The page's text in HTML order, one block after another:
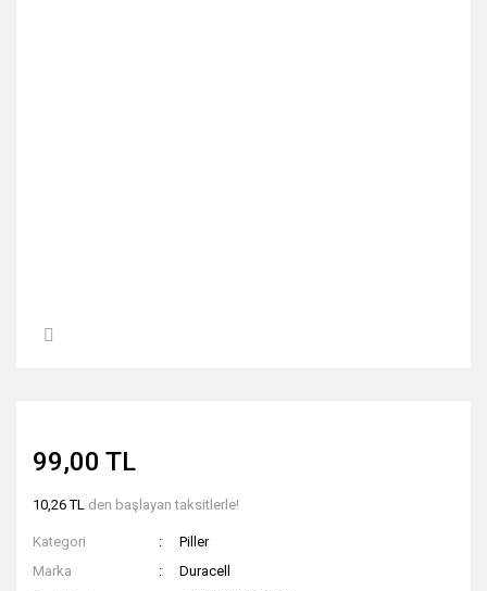
99,00 TL
10,26 TL den başlayan taksitlerle!
Kategori
Piller
Marka
Duracell